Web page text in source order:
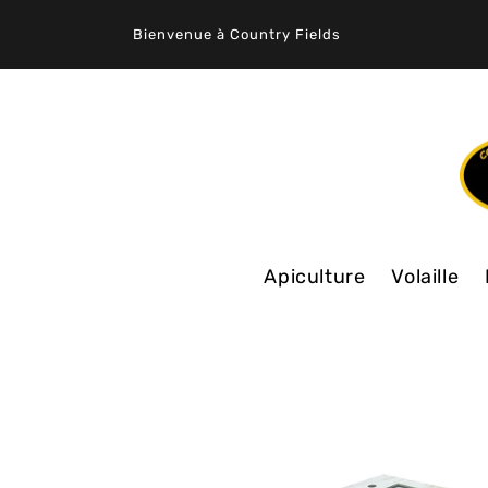
CONTENU
Bienvenue à Country Fields
Apiculture Volaille